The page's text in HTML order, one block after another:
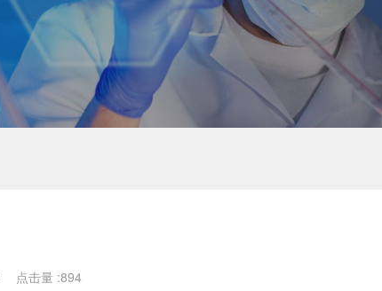
小分子定制
多肽定制
其他材料定制
点击量 :894